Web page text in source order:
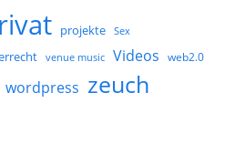
projekte Sex
venue music Videos web2.0
wordpress zeuch